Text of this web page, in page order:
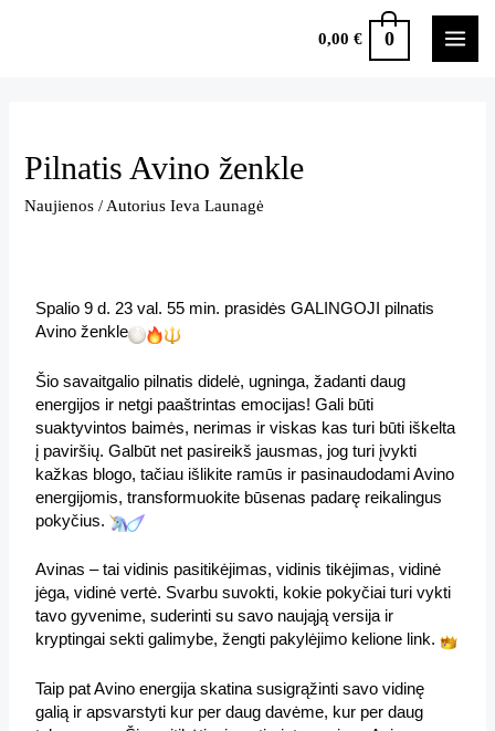
0,00 € 0
Pilnatis Avino ženkle
Naujienos / Autorius Ieva Launagė
Spalio 9 d. 23 val. 55 min. prasidės GALINGOJI pilnatis
Avino ženkle
Šio savaitgalio pilnatis didelė, ugninga, žadanti daug
energijos ir netgi paaštrintas emocijas! Gali būti
suaktyvintos baimės, nerimas ir viskas kas turi būti iškelta
į paviršių. Galbūt net pasireikš jausmas, jog turi įvykti
kažkas blogo, tačiau išlikite ramūs ir pasinaudodami Avino
energijomis, transformuokite būsenas padarę reikalingus
pokyčius.
Avinas – tai vidinis pasitikėjimas, vidinis tikėjimas, vidinė
jėga, vidinė vertė. Svarbu suvokti, kokie pokyčiai turi vykti
tavo gyvenime, suderinti su savo naująją versija ir
kryptingai sekti galimybe, žengti pakylėjimo kelione link.
Taip pat Avino energija skatina susigrąžinti savo vidinę
galią ir apsvarstyti kur per daug davėme, kur per daug